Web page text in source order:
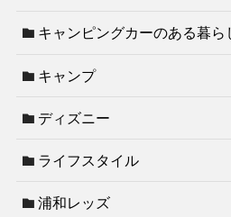
キャンピングカーのある暮ら
キャンプ
ディズニー
ライフスタイル
浦和レッズ